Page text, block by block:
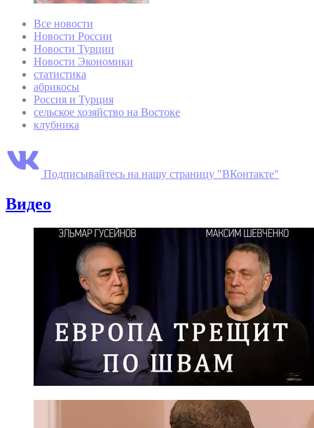
Все новости
Новости России
Новости Турции
Новости Экономики
статистика
абрикосы
Россия и Турция
сельское хозяйство на Востоке
клубника
Подписывайтесь на нашу страницу "ВКонтакте"
Видео